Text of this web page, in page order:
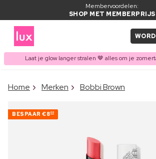
Membervoordelen:
SHOP MET MEMBERPRIJS
Laat je glow langer stralen 🤎 alles om je
ITEM TOEGEVOEGD AAN
Home Merken Bobbi Brown
BESPAAR €800